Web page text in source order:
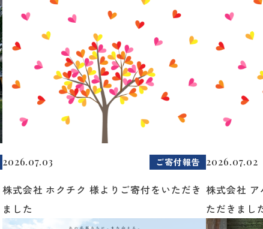
2026.07.03 ご寄付報告
株式会社 ホクチク 様よりご寄付をいただき
ました
2026.07.02
株式会社
ただきまし